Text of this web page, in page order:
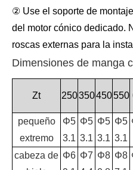
② Use el soporte de
del motor cónico dedicado.
roscas externas para la
Dimensiones de manga
Zt 250350450550
pequeño
extremo
Φ5
3.1
Φ5
3.1
Φ5
3.1
Φ5
3.1
cabeza de Φ6 Φ7 Φ8 Φ8